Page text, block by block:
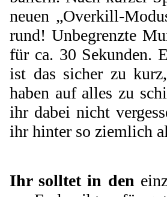
neuen „Overkill-
rund! Unbegrenzte
für ca. 30 Sekunden.
ist das sicher zu
haben auf alles zu
ihr dabei nicht
ihr hinter so ziemlich
Ihr solltet in den